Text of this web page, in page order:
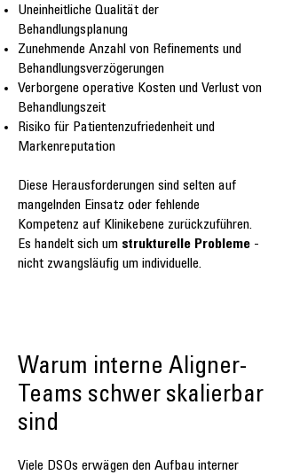
Uneinheitliche Qualität der
Behandlungsplanung
Zunehmende Anzahl von Refinements und
Behandlungsverzögerungen
Verborgene operative Kosten und Verlust von
Behandlungszeit
Risiko für Patientenzufriedenheit und
Markenreputation
Diese Herausforderungen sind selten auf
mangelnden Einsatz oder fehlende
Kompetenz auf Klinikebene zurückzuführen.
Es handelt sich um strukturelle Probleme -
nicht zwangsläufig um individuelle.
Warum interne Aligner-
Teams schwer skalierbar
sind
Viele DSOs erwägen den Aufbau interner